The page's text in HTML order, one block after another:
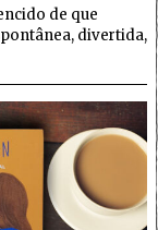
de que
divertida,